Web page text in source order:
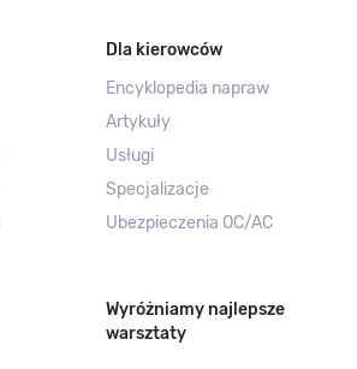
Dla kierowców
Encyklopedia napraw
Artykuły
Usługi
Specjalizacje
Ubezpieczenia OC/AC
Wyróżniamy najlepsze
warsztaty